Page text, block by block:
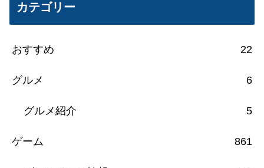
カテゴリー
おすすめ 22
グルメ 6
グルメ紹介 5
ゲーム 861